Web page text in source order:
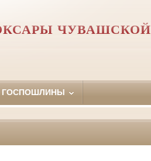
ЧУВАШСКОЙ
ГОСПОШЛИНЫ